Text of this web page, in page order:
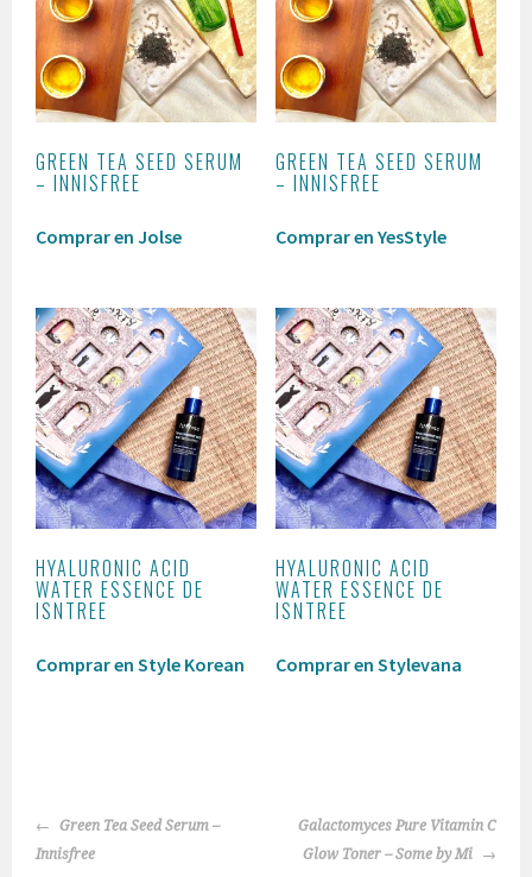
GREEN TEA SEED SERUM
– INNISFREE
Comprar en Jolse
GREEN TEA SEED SERUM
– INNISFREE
Comprar en YesStyle
HYALURONIC ACID
WATER ESSENCE DE
ISNTREE
Comprar en Style Korean
HYALURONIC ACID
WATER ESSENCE DE
ISNTREE
Comprar en Stylevana
NAVEGACIÓN
DE
Green Tea Seed Serum –
Innisfree
Galactomyces Pure Vitamin C
Glow Toner – Some by Mi